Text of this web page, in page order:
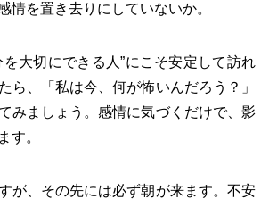
情を置き去りにしていないか。
を大切にできる人”にこそ安定して訪れ
ら、「私は今、何が怖いんだろう？」
みましょう。感情に気づくだけで、影
す。
が、その先には必ず朝が来ます。不安